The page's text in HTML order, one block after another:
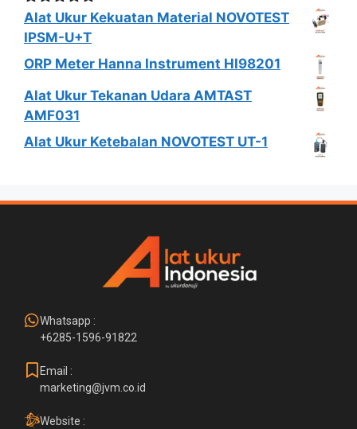
Dinilai5.00
dari 5
Alat Ukur Kekuatan Material NOVOTEST
IPSM-U+T
ORP Meter Hanna Instrument HI98201
Alat Ukur Tekanan Udara AMTAST
AMF031
Alat Ukur Ketebalan NOVOTEST UT-1
Whatsapp :
+6285-1596-91822
Email :
marketing@jvm.co.id
Website :